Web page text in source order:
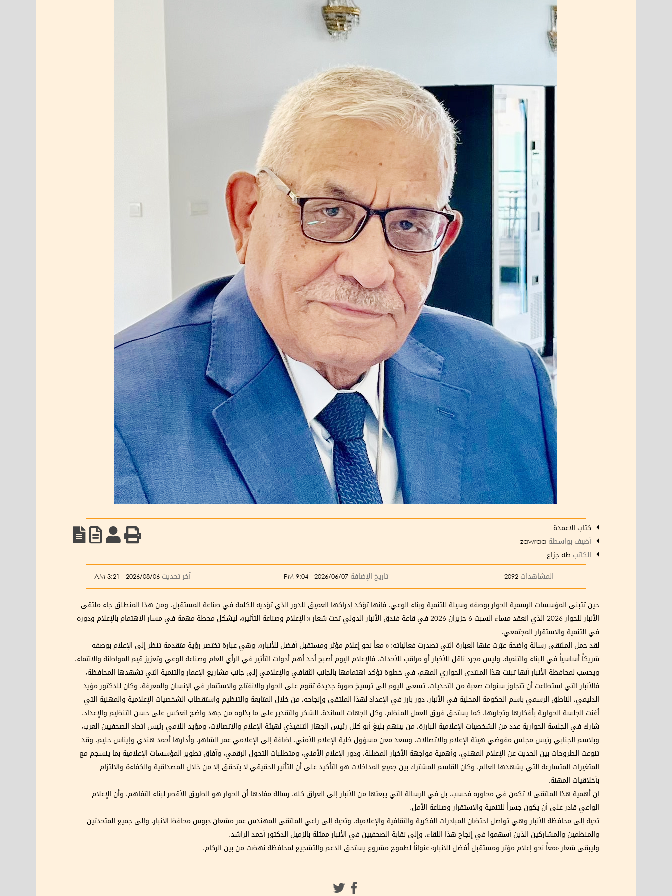
كتاب الاعمدة
أضيف بواسطة
الكاتب طه جزاع
المشاهدات 2092 تاريخ الإضافة 2026/06/07 - 9:04 PM آخر تحديث 2026/08/06 - 3:21 AM
حين تتبنى المؤسسات الرسمية الحوار بوصفه وسيلة للتنمية وبناء الوعي، فإنها تؤكد إدراكها العميق للدور الذي تؤديه الكلمة في صناعة المستقبل. ومن هذا المنطلق جاء ملتقى
الأنبار للحوار 2026 الذي انعقد مساء السبت 6 حزيران 2026 في قاعة فندق الأنبار الدولي تحت شعار « الإعلام وصناعة التأثير»، ليشكل محطة مهمة في مسار الاهتمام بالإعلام ودوره
في التنمية والاستقرار المجتمعي.
لقد حمل الملتقى رسالة واضحة عبّرت عنها العبارة التي تصدرت فعالياته: « معاً نحو إعلام مؤثر ومستقبل أفضل للأنبار». وهي عبارة تختصر رؤية متقدمة تنظر إلى الإعلام بوصفه
شريكاً أساسياً في البناء والتنمية، وليس مجرد ناقل للأخبار أو مراقب للأحداث، فالإعلام اليوم أصبح أحد أهم أدوات التأثير في الرأي العام وصناعة الوعي وتعزيز قيم المواطنة والانتماء.
ويحسب لمحافظة الأنبار أنها تبنت هذا المنتدى الحواري المهم، في خطوة تؤكد اهتمامها بالجانب الثقافي والإعلامي إلى جانب مشاريع الإعمار والتنمية التي تشهدها المحافظة،
فالأنبار التي استطاعت أن تتجاوز سنوات صعبة من التحديات، تسعى اليوم إلى ترسيخ صورة جديدة تقوم على الحوار والانفتاح والاستثمار في الإنسان والمعرفة. وكان للدكتور مؤيد
الدليمي، الناطق الرسمي باسم الحكومة المحلية في الأنبار، دور بارز في الإعداد لهذا الملتقى وإنجاحه، من خلال المتابعة والتنظيم واستقطاب الشخصيات الإعلامية والمهنية التي
أغنت الجلسة الحوارية بأفكارها وتجاربها، كما يستحق فريق العمل المنظم، وكل الجهات الساندة، الشكر والتقدير على ما بذلوه من جهد واضح انعكس على حسن التنظيم والإعداد.
شارك في الجلسة الحوارية عدد من الشخصيات الإعلامية البارزة، من بينهم بليغ أبو كلل رئيس الجهاز التنفيذي لهيئة الإعلام والاتصالات، ومؤيد اللامي رئيس اتحاد الصحفيين العرب،
وبلاسم الجنابي رئيس مجلس مفوضي هيئة الإعلام والاتصالات، وسعد معن مسؤول خلية الإعلام الأمني، إضافة إلى الإعلامي عمر الشاهر، وأدارها أحمد هندي وإيناس حليم. وقد
تنوعت الطروحات بين الحديث عن الإعلام المهني، وأهمية مواجهة الأخبار المضللة، ودور الإعلام الأمني، ومتطلبات التحول الرقمي، وآفاق تطوير المؤسسات الإعلامية بما ينسجم مع
المتغيرات المتسارعة التي يشهدها العالم. وكان القاسم المشترك بين جميع المداخلات هو التأكيد على أن التأثير الحقيقي لا يتحقق إلا من خلال المصداقية والكفاءة والالتزام
بأخلاقيات المهنة.
إن أهمية هذا الملتقى لا تكمن في محاوره فحسب، بل في الرسالة التي يبعثها من الأنبار إلى العراق كله، رسالة مفادها أن الحوار هو الطريق الأقصر لبناء التفاهم، وأن الإعلام
الواعي قادر على أن يكون جسراً للتنمية والاستقرار وصناعة الأمل.
تحية إلى محافظة الأنبار وهي تواصل احتضان المبادرات الفكرية والثقافية والإعلامية، وتحية إلى راعي الملتقى المهندس عمر مشعان دبوس محافظ الأنبار، وإلى جميع المتحدثين
والمنظمين والمشاركين الذين أسهموا في إنجاح هذا اللقاء، وإلى نقابة الصحفيين في الأنبار ممثلة بالزميل الدكتور أحمد الراشد.
وليبقى شعار «معاً نحو إعلام مؤثر ومستقبل أفضل للأنبار» عنواناً لطموح مشروع يستحق الدعم والتشجيع لمحافظة نهضت من بين الركام.